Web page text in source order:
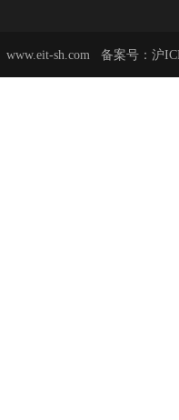
www.eit-sh.com 备案号： 沪